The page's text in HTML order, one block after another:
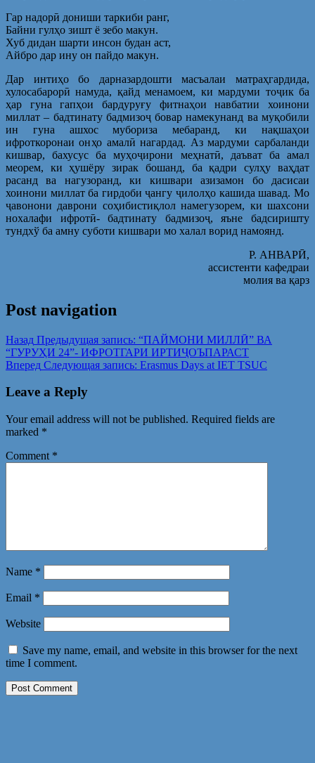
Гар надорӣ дониши таркиби ранг,
Байни гулҳо зишт ё зебо макун.
Хуб дидан шарти инсон будан аст,
Айбро дар ину он пайдо макун.
Дар интиҳо бо дарназардошти масъалаи матраҳгардида,
хулосабарорӣ намуда, қайд менамоем, ки мардуми тоҷик ба
ҳар гуна гапҳои бардуруғу фитнаҳои навбатии хоинони
миллат – бадтинату бадмизоҷ бовар намекунанд ва муқобили
ин гуна ашхос мубориза мебаранд, ки нақшаҳои
ифроткоронаи онҳо амалӣ нагардад. Аз мардуми сарбаланди
кишвар, бахусус ба муҳоҷирони меҳнатӣ, даъват ба амал
меорем, ки ҳушёру зирак бошанд, ба қадри сулҳу ваҳдат
расанд ва нагузоранд, ки кишвари азизамон бо дасисаи
хоинони миллат ба гирдоби ҷангу ҷилолҳо кашида шавад. Мо
ҷавонони даврони соҳибистиқлол намегузорем, ки шахсони
нохалафи ифротӣ- бадтинату бадмизоҷ, яъне бадсиришту
тундхў ба амну суботи кишвари мо халал ворид намоянд.
Р. АНВАРӢ,
ассистенти кафедраи
молия ва қарз
Post navigation
Назад Предыдущая запись: “ПАЙМОНИ МИЛЛӢ” ВА
“ГУРУҲИ 24”- ИФРОТГАРИ ИРТИҶОЪПАРАСТ
Вперед Следующая запись: Erasmus Days at IET TSUC
Leave a Reply
Your email address will not be published. Required fields are
marked *
Comment *
Name *
Email *
Website
Save my name, email, and website in this browser for the next
time I comment.